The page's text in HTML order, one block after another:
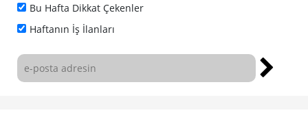
Bu Hafta Dikkat Çekenler
Haftanın İş İlanları